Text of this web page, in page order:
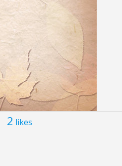
2 likes